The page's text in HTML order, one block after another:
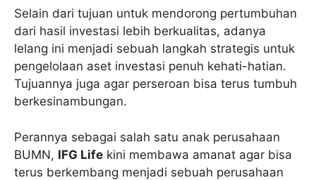
Selain dari tujuan untuk mendorong pertumbuhan
dari hasil investasi lebih berkualitas, adanya
lelang ini menjadi sebuah langkah strategis untuk
pengelolaan aset investasi penuh kehati-hatian.
Tujuannya juga agar perseroan bisa terus tumbuh
berkesinambungan.
Perannya sebagai salah satu anak perusahaan
BUMN, IFG Life kini membawa amanat agar bisa
terus berkembang menjadi sebuah perusahaan